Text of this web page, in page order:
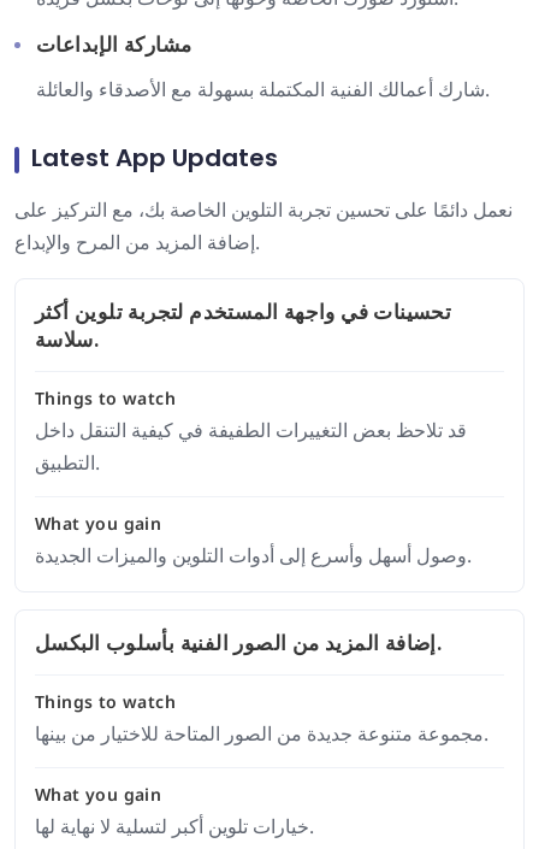
مشاركة الإبداعات
شارك أعمالك الفنية المكتملة بسهولة مع الأصدقاء والعائلة.
Latest App Updates
نعمل دائمًا على تحسين تجربة التلوين الخاصة بك، مع التركيز على
إضافة المزيد من المرح والإبداع.
تحسينات في واجهة المستخدم لتجربة تلوين أكثر
سلاسة.
Things to watch
قد تلاحظ بعض التغييرات الطفيفة في كيفية التنقل داخل
التطبيق.
What you gain
وصول أسهل وأسرع إلى أدوات التلوين والميزات الجديدة.
إضافة المزيد من الصور الفنية بأسلوب البكسل.
Things to watch
مجموعة متنوعة جديدة من الصور المتاحة للاختيار من بينها.
What you gain
خيارات تلوين أكبر لتسلية لا نهاية لها.